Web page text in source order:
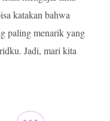
katakan bahwa
paling menarik yang
Jadi, mari kita